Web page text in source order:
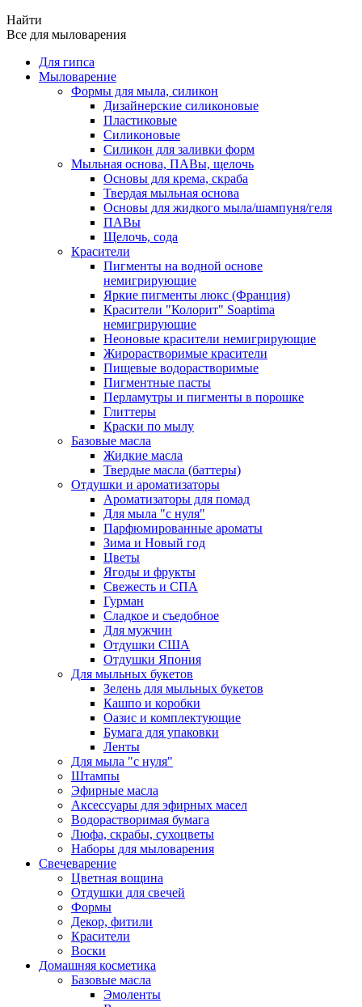
Найти
Все для мыловарения
Для гипса
Мыловарение
Формы для мыла, силикон
Дизайнерские силиконовые
Пластиковые
Силиконовые
Силикон для заливки форм
Мыльная основа, ПАВы, щелочь
Основы для крема, скраба
Твердая мыльная основа
Основы для жидкого мыла/шампуня/геля
ПАВы
Щелочь, сода
Красители
Пигменты на водной основе
немигрирующие
Яркие пигменты люкс (Франция)
Красители "Колорит" Soaptima
немигрирующие
Неоновые красители немигрирующие
Жирорастворимые красители
Пищевые водорастворимые
Пигментные пасты
Перламутры и пигменты в порошке
Глиттеры
Краски по мылу
Базовые масла
Жидкие масла
Твердые масла (баттеры)
Отдушки и ароматизаторы
Ароматизаторы для помад
Для мыла "с нуля"
Парфюмированные ароматы
Зима и Новый год
Цветы
Ягоды и фрукты
Свежесть и СПА
Гурман
Сладкое и съедобное
Для мужчин
Отдушки США
Отдушки Япония
Для мыльных букетов
Зелень для мыльных букетов
Кашпо и коробки
Оазис и комплектующие
Бумага для упаковки
Ленты
Для мыла "с нуля"
Штампы
Эфирные масла
Аксессуары для эфирных масел
Водорастворимая бумага
Люфа, скрабы, сухоцветы
Наборы для мыловарения
Свечеварение
Цветная вощина
Отдушки для свечей
Формы
Декор, фитили
Красители
Воски
Домашняя косметика
Базовые масла
Эмоленты